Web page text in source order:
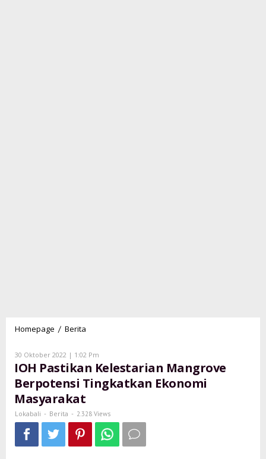
Homepage / Berita
Kelestarian
Mangrove
Berpotensi
Tingkatkan
30 Oktober 2022 | 1:02 Pm
Lokabali
IOH Pastikan Kelestarian Mangrove
Berpotensi Tingkatkan Ekonomi
Masyarakat
Lokabali - Berita - 2.328 Views